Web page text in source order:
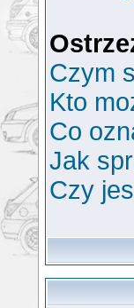
Czym
Kto
Co
Jak
Czy